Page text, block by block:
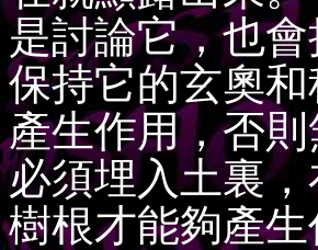
是討論它，也
保持它的玄奧
產生作用，否
必須埋入土裏
樹根才能夠產